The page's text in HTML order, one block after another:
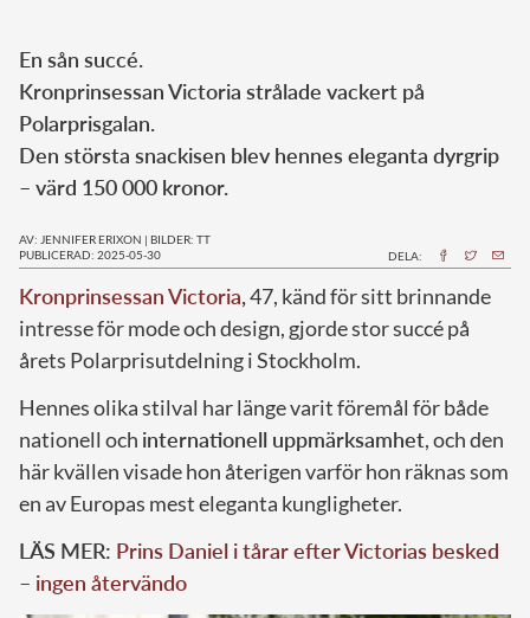
En sån succé.
Kronprinsessan Victoria strålade vackert på
Polarprisgalan.
Den största snackisen blev hennes eleganta dyrgrip
– värd 150 000 kronor.
AV: JENNIFER ERIXON | BILDER: TT
PUBLICERAD: 2025-05-30
DELA:
Kronprinsessan Victoria,47, känd för sitt brinnande
intresse för mode och design, gjorde stor succé på
årets Polarprisutdelning i Stockholm.
Hennes olika stilval har länge varit föremål för både
nationell och internationell uppmärksamhet, och den
här kvällen visade hon återigen varför hon räknas som
en av Europas mest eleganta kungligheter.
LÄS MER: Prins Daniel i tårar efter Victorias besked
– ingen återvändo